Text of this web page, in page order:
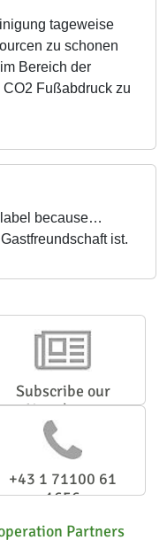
tageweise
zu schonen
Bereich der
Fußabdruck zu
because…
ist.
Subscribe our
Newsletter
+43 1 71100 61
1656
Partners